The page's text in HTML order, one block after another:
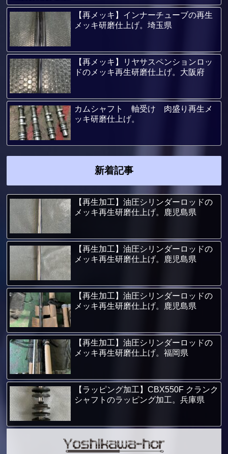
【再メッキ】インナーチューブの再生
メッキ研磨仕上げ。埼玉県
【再メッキ】リヤサスペンションロッ
ドのメッキ再生研磨仕上げ。大阪府
カムシャフト 軸受け 肉盛り再生メ
ッキ研磨仕上げ。
新着記事
【再生加工】油圧シリンダーロッドの
メッキ再生研磨仕上げ。鹿児島県
【再生加工】油圧シリンダーロッドの
メッキ再生研磨仕上げ。鹿児島県
【再生加工】油圧シリンダーロッドの
メッキ再生研磨仕上げ。鹿児島県
【再生加工】油圧シリンダーロッドの
メッキ再生研磨仕上げ。福岡県
【ラッピング加工】CBX550F クランク
シャフトのラッピング加工。兵庫県